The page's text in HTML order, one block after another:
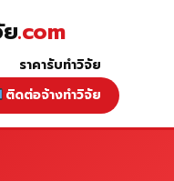
.com
ราคารับทำวิจัย
ติดต่อจ้างทำวิจัย